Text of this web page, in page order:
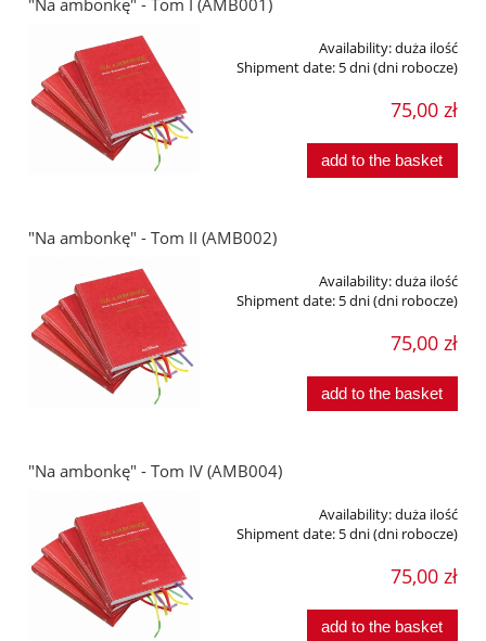
Availability:duża ilość
Shipment date: 5 dni (dni robocze)
75,00 zł
add to the basket
"Na ambonkę" - Tom II (AMB002)
Availability:duża ilość
Shipment date: 5 dni (dni robocze)
75,00 zł
add to the basket
"Na ambonkę" - Tom IV (AMB004)
Availability:duża ilość
Shipment date: 5 dni (dni robocze)
75,00 zł
add to the basket